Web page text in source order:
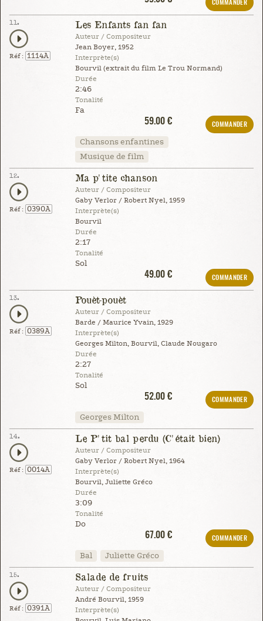
COMMANDER
11.
Réf : 1114A
Les Enfants fan fan
Auteur / Compositeur
Jean Boyer, 1952
Interprète(s)
Bourvil (extrait du film Le Trou Normand)
Durée
2:46
Tonalité
Fa
59.00 €
COMMANDER
Chansons enfantines
Musique de film
12.
Réf : 0390A
Ma p'tite chanson
Auteur / Compositeur
Gaby Verlor / Robert Nyel, 1959
Interprète(s)
Bourvil
Durée
2:17
Tonalité
Sol
49.00 €
COMMANDER
13.
Réf : 0389A
Pouèt-pouèt
Auteur / Compositeur
Barde / Maurice Yvain, 1929
Interprète(s)
Georges Milton, Bourvil, Claude Nougaro
Durée
2:27
Tonalité
Sol
52.00 €
COMMANDER
Georges Milton
14.
Réf : 0014A
Le P'tit bal perdu (C'était bien)
Auteur / Compositeur
Gaby Verlor / Robert Nyel, 1964
Interprète(s)
Bourvil, Juliette Gréco
Durée
3:09
Tonalité
Do
67.00 €
COMMANDER
Bal Juliette Gréco
15.
Réf : 0391A
Salade de fruits
Auteur / Compositeur
André Bourvil, 1959
Interprète(s)